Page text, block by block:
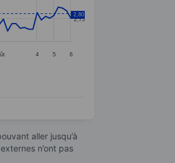
4 5 6
2,75
2,80
aller jusqu’à
n’ont pas